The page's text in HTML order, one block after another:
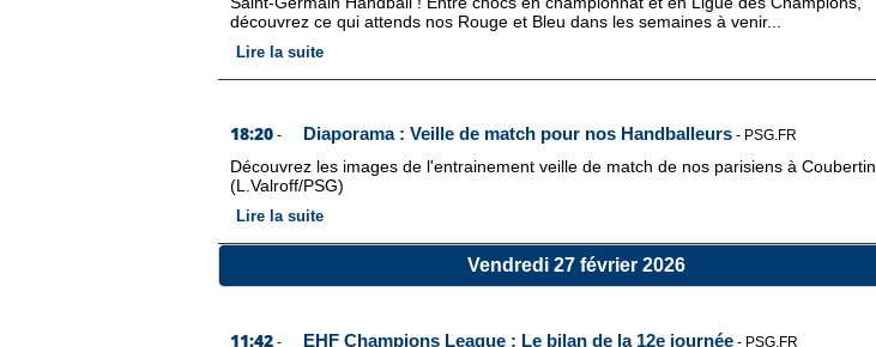
découvrez ce qui attends nos Rouge et Bleu dans les semaines à venir...
Lire la suite
18:20 - Diaporama : Veille de match pour nos Handballeurs - PSG.FR
Découvrez les images de l'entrainement veille de match de nos parisiens à Coubertin.
(L.Valroff/PSG)
Lire la suite
Vendredi 27 février 2026
11:42 - EHF Champions League : Le bilan de la 12e journée - PSG.FR